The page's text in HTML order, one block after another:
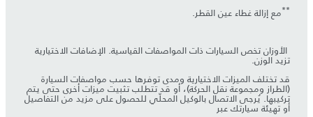
**مع إزالة غطاء عين القطر.
​ الأوزان تخص السيارات ذات المواصفات القياسية. الإضافات الاختيارية
تزيد الوزن.
قد تختلف الميزات الاختيارية ومدى توفرها حسب مواصفات السيارة
(الطراز ومجموعة نقل الحركة)، أو قد تتطلب تثبيت ميزات أخرى حتى يتم
تركيبها. يُرجى الاتصال بالوكيل المحلّي للحصول على مزيد من التفاصيل
أو تهيئة سيارتك عبر